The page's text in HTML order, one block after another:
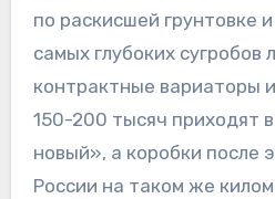
по раскисшей грунтовке
самых глубоких сугробов
контрактные вариаторы
150-200 тысяч приходят
новый», а коробки после
России на таком же